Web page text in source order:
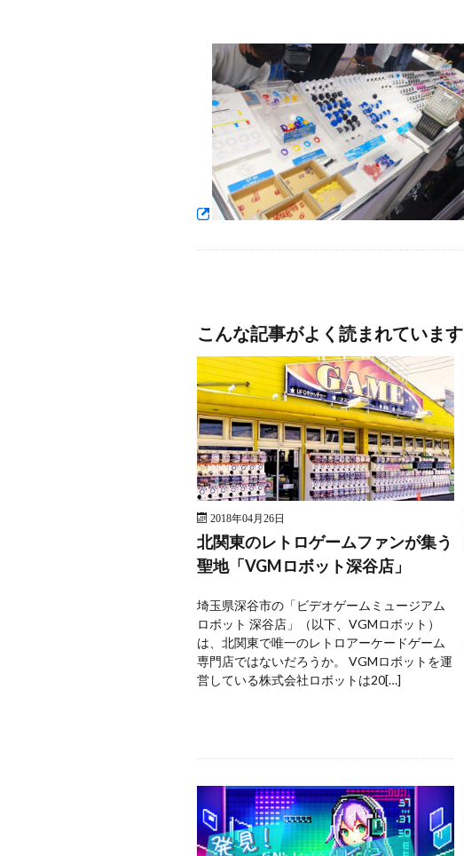
こんな記事がよく読まれています
2018年04月26日
北関東のレトロゲームファンが集う
聖地「VGMロボット深谷店」
埼玉県深谷市の「ビデオゲームミュージアム
ロボット 深谷店」（以下、VGMロボット）
は、北関東で唯一のレトロアーケードゲーム
専門店ではないだろうか。 VGMロボットを運
営している株式会社ロボットは20[…]